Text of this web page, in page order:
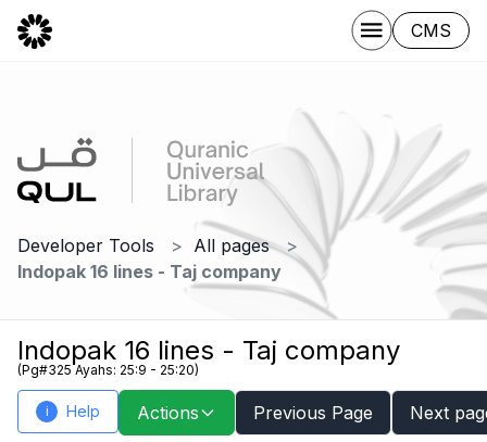
CMS
Developer Tools
All pages
Indopak 16 lines - Taj company
Indopak 16 lines - Taj company
(Pg#325 Ayahs: 25:9 - 25:20)
i Help Actions Previous Page Next